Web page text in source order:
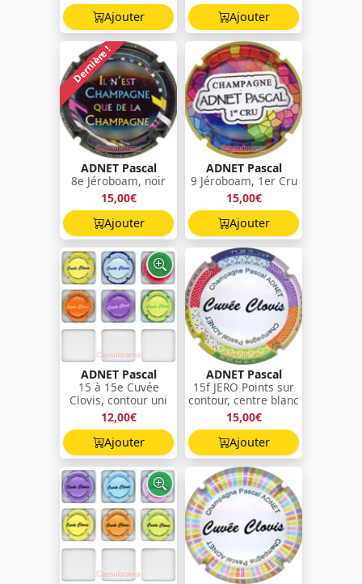
Ajouter
Ajouter
Dernière !
ADNET Pascal
8e Jéroboam, noir
15,00€
Ajouter
ADNET Pascal
9 Jéroboam, 1er Cru
15,00€
Ajouter
ADNET Pascal
15 à 15e Cuvée
Clovis, contour uni
12,00€
Ajouter
ADNET Pascal
15f JERO Points sur
contour, centre blanc
15,00€
Ajouter